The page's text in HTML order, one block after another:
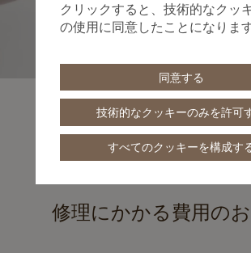
修理にかかる費用の
クリックすると、技術的なクッ
の使用に同意したことになります
同意する
技術的なクッキーのみを許可
すべてのクッキーを構成す